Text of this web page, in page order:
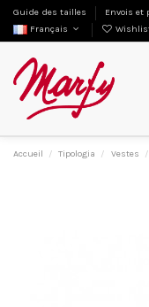
Guide des tailles Envois et
Français
Accueil Tipologia Vestes